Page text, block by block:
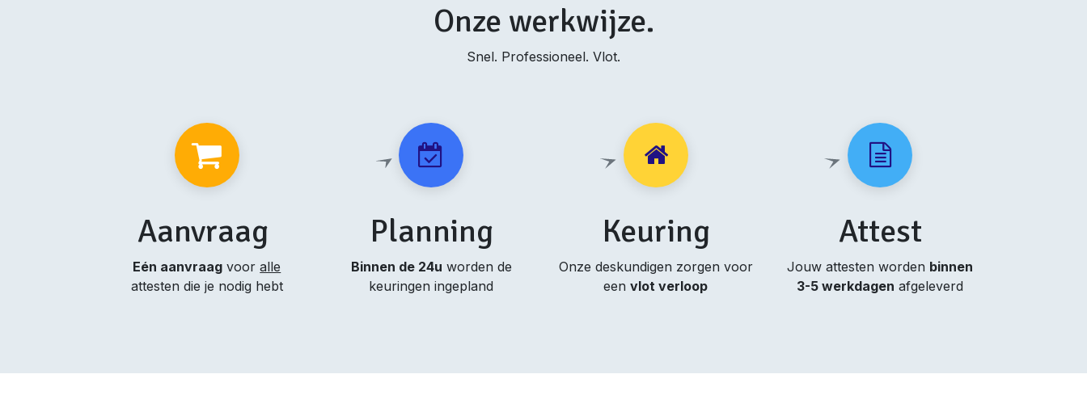
Onze werkwijze.
Snel. Professioneel. Vlot.
Aanvraag
Eén aanvraag vooralle
attesten die je nodig hebt
Planning
Binnen de 24u worden de
keuringen ingepland
Keuring
Onze deskundigen zorgen voor
eenvlot verloop
Attest
Jouw attesten worden binnen
3-5 werkdagen afgeleverd